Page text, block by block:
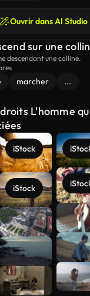
Ouvrir dans AI Studio
sur une
descendant une colline.
marcher ...
L'homme
iStock
iStock